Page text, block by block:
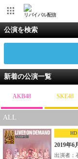
リバイバル配信
公演を検索
新着の公演一覧
AKB48 SKE48
ALL
HD
2019年6
出演者：